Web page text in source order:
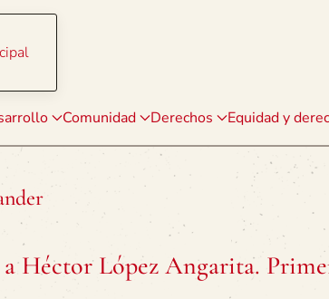
Comunidad Derechos Equidad y
Héctor López Angarita.